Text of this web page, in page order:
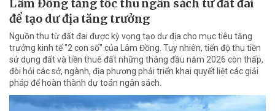
Lâm Đồng tăng tốc thu ngân sách từ đất đai
để tạo dư địa tăng trưởng
Nguồn thu từ đất đai được kỳ vọng tạo dư địa cho mục tiêu tăng
trưởng kinh tế "2 con số" của Lâm Đồng. Tuy nhiên, tiến độ thu tiền
sử dụng đất và tiền thuê đất những tháng đầu năm 2026 còn thấp,
đòi hỏi các sở, ngành, địa phương phải triển khai quyết liệt các giải
pháp để hoàn thành dự toán ngân sách.